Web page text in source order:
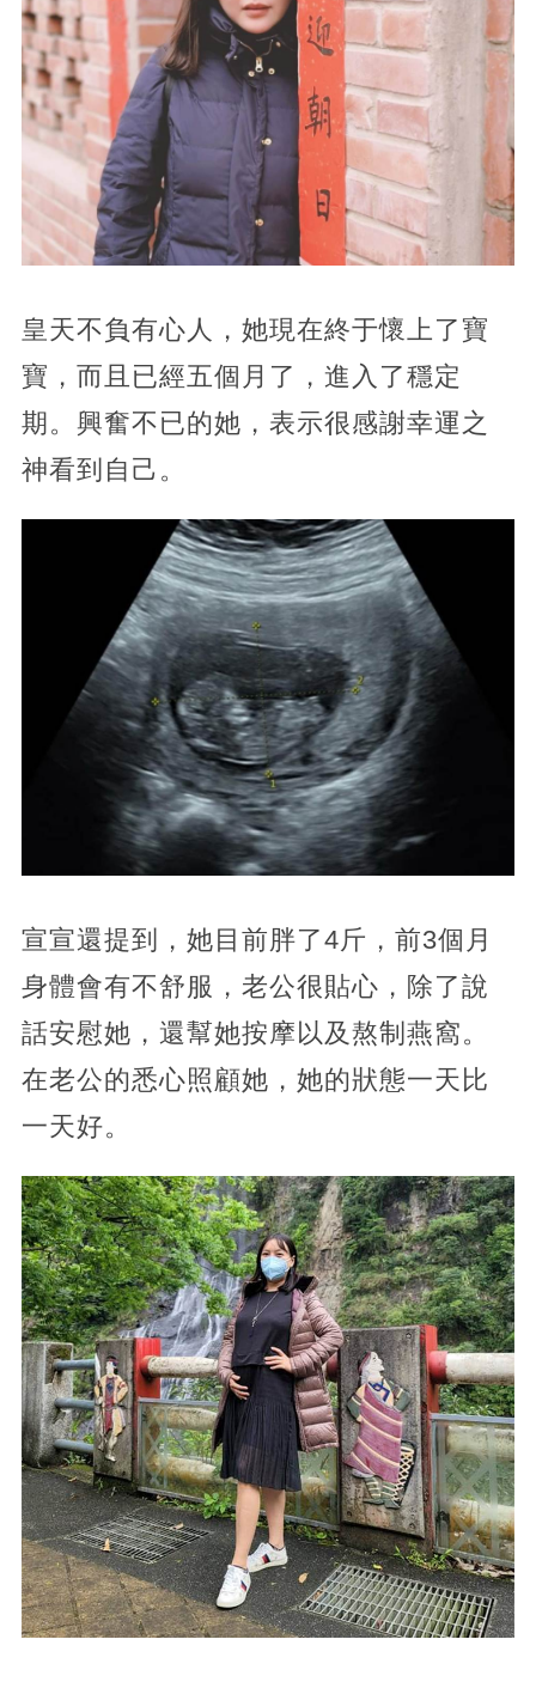
皇天不負有心人，她現在終于懷上了寶
寶，而且已經五個月了，進入了穩定
期。興奮不已的她，表示很感謝幸運之
神看到自己。
宣宣還提到，她目前胖了4斤，前3個月
身體會有不舒服，老公很貼心，除了說
話安慰她，還幫她按摩以及熬制燕窩。
在老公的悉心照顧她，她的狀態一天比
一天好。